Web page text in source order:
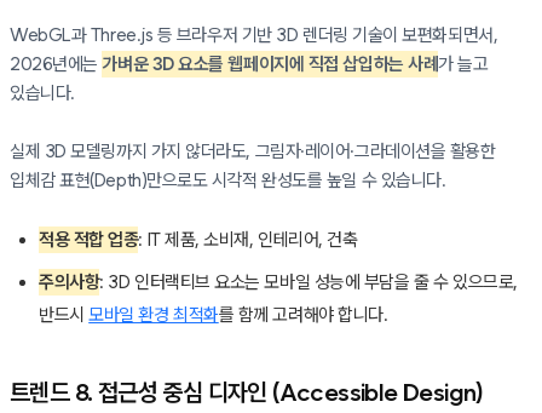
WebGL과 Three.js 등 브라우저 기반 3D 렌더링 기술이 보편화되면서,
2026년에는 가벼운 3D 요소를 웹페이지에 직접 삽입하는 사례가 늘고
있습니다.
실제 3D 모델링까지 가지 않더라도, 그림자·레이어·그라데이션을 활용한
입체감 표현(Depth)만으로도 시각적 완성도를 높일 수 있습니다.
적용 적합 업종: IT 제품, 소비재, 인테리어, 건축
주의사항: 3D 인터랙티브 요소는 모바일 성능에 부담을 줄 수 있으므로,
반드시모바일 환경 최적화를 함께 고려해야 합니다.
트렌드 8. 접근성 중심 디자인 (Accessible Design)